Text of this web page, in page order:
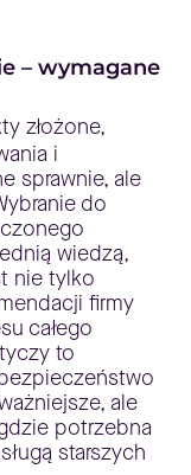
– wymagane
złożone,
i
sprawnie, ale
do
wiedzą,
nie tylko
firmy
całego
to
ale
potrzebna
starszych